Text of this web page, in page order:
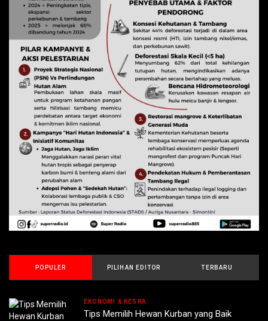
POPULER PILIHAN EDITOR TERBARU
EKONOMI & KESRA
Tips Memilih Hewan Kurban yang Baik